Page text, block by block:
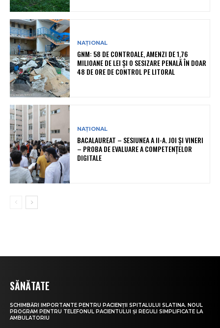
NAȚIONAL
GNM: 58 DE CONTROALE, AMENZI DE 1,76
MILIOANE DE LEI ȘI O SESIZARE PENALĂ ÎN DOAR
48 DE ORE DE CONTROL PE LITORAL
NAȚIONAL
BACALAUREAT – SESIUNEA A II-A. JOI ȘI VINERI
– PROBA DE EVALUARE A COMPETENȚELOR
DIGITALE
SĂNĂTATE
SCHIMBĂRI IMPORTANTE PENTRU PACIENȚII SPITALULUI SLATINA. NOUL
PROGRAM PENTRU TELEFONUL PACIENTULUI ȘI REGULI SIMPLIFICATE LA
AMBULATORIU